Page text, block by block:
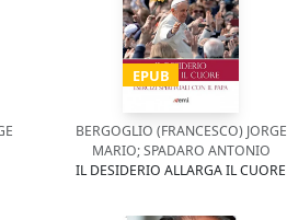
EPUB
BERGOGLIO (FRANCESCO) JORGE
MARIO; SPADARO ANTONIO
IL DESIDERIO ALLARGA IL CUORE